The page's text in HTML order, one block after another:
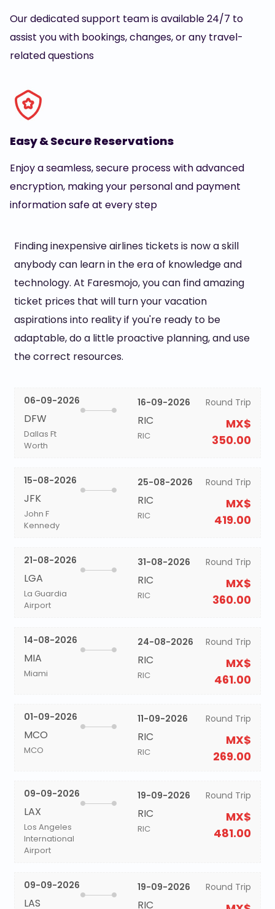
Our dedicated support team is available 24/7 to
assist you with bookings, changes, or any travel-
related questions
Easy & Secure Reservations
Enjoy a seamless, secure process with advanced
encryption, making your personal and payment
information safe at every step
Finding inexpensive airlines tickets is now a skill
anybody can learn in the era of knowledge and
technology. At Faresmojo, you can find amazing
ticket prices that will turn your vacation
aspirations into reality if you're ready to be
adaptable, do a little proactive planning, and use
the correct resources.
06-09-2026
DFW
Dallas Ft
Worth
16-09-2026
RIC
RIC
Round Trip
MX$
350.00
15-08-2026
JFK
John F
Kennedy
25-08-2026
RIC
RIC
Round Trip
MX$
419.00
21-08-2026
LGA
La Guardia
Airport
31-08-2026
RIC
RIC
Round Trip
MX$
360.00
14-08-2026
MIA
Miami
24-08-2026
RIC
RIC
Round Trip
MX$
461.00
01-09-2026
MCO
MCO
11-09-2026
RIC
RIC
Round Trip
MX$
269.00
09-09-2026
LAX
Los Angeles
International
Airport
19-09-2026
RIC
RIC
Round Trip
MX$
481.00
09-09-2026
LAS
19-09-2026
RIC
Round Trip